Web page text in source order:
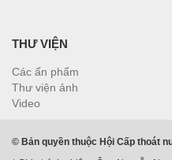
THƯ VIỆN
Các ấn phẩm
Thư viện ảnh
Video
© Bản quyền thuộc Hội Cấp thoát